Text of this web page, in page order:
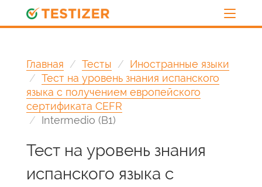
Главная Тесты
Иностранные языки
Тест на уровень знания испанского
языка с получением европейского
сертификата CEFR
Intermedio (B1)
Тест на уровень знания
испанского языка с